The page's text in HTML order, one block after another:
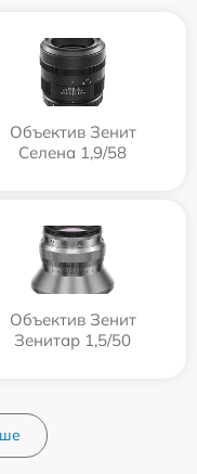
Объектив Зенит
Селена 1,9/58
Объектив Зенит
Зенитар 1,5/50